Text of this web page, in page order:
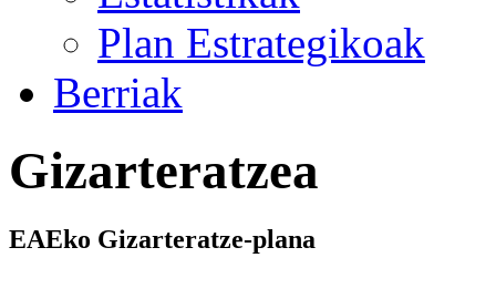
Plan Estrategikoak
Berriak
Gizarteratzea
EAEko Gizarteratze-plana